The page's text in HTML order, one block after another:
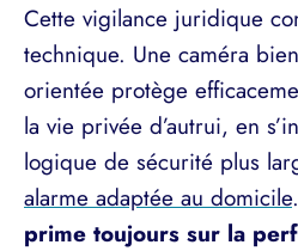
Cette vigilance juridique
technique. Une caméra
orientée protège
la vie privée d’autrui, en
logique de sécurité plus
alarme adaptée au domicile.
prime toujours sur la